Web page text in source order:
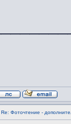
Re: Фоточтение -